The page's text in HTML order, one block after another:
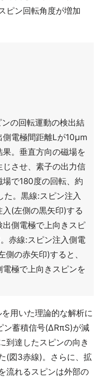
ピン回転角度が増加
の回転運動の検出結
電極間距離Lが10μm
。垂直方向の磁場を
させ、素子の出力信
で180度の回転、約
。黒線:スピン注入
(左側の黒矢印)する
出側電極で上向きスピ
赤線:スピン注入側電
の赤矢印)すると、
極で上向きスピンを
用いた理論的な解析に
ン蓄積信号(ΔRπS)が減
到達したスピンの向き
(図3赤線)。さらに、拡
流れるスピンは外部の